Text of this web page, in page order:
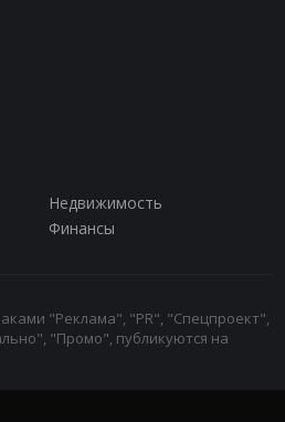
Недвижимость
Финансы
"Реклама", "PR", "Спецпроект",
"Промо", публикуются на